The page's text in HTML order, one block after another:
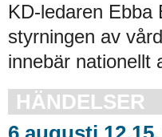
KD-ledaren Ebba
styrningen av
innebär nationellt
HÄNDELSER